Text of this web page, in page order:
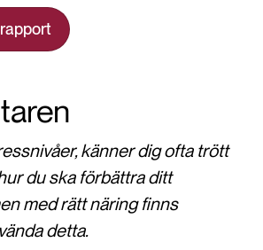
känner dig ofta trött
du ska förbättra ditt
med rätt näring finns
detta.